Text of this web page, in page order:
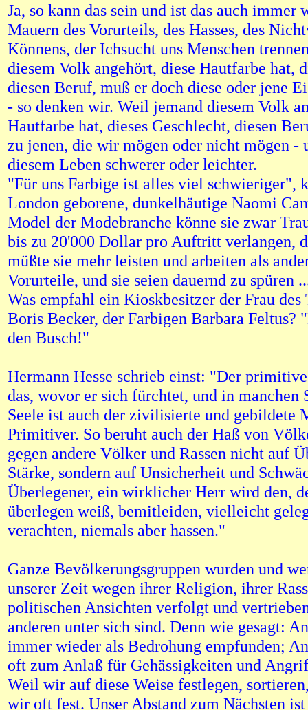
Ja, so kann das sein und ist das auch immer
Mauern des Vorurteils, des Hasses, des
Könnens, der Ichsucht uns Menschen
diesem Volk angehört, diese Hautfarbe hat,
diesen Beruf, muß er doch diese oder jene
- so denken wir. Weil jemand diesem Volk
Hautfarbe hat, dieses Geschlecht, diesen
zu jenen, die wir mögen oder nicht mögen -
diesem Leben schwerer oder leichter.
"Für uns Farbige ist alles viel schwieriger",
London geborene, dunkelhäutige Naomi
Model der Modebranche könne sie zwar
bis zu 20'000 Dollar pro Auftritt verlangen,
müßte sie mehr leisten und arbeiten als
Vorurteile, und sie seien dauernd zu spüren
Was empfahl ein Kioskbesitzer der Frau des
Boris Becker, der Farbigen Barbara Feltus?
den Busch!"
Hermann Hesse schrieb einst: "Der
das, wovor er sich fürchtet, und in manchen
Seele ist auch der zivilisierte und gebildete
Primitiver. So beruht auch der Haß von
gegen andere Völker und Rassen nicht auf
Stärke, sondern auf Unsicherheit und
Überlegener, ein wirklicher Herr wird den,
überlegen weiß, bemitleiden, vielleicht
verachten, niemals aber hassen."
Ganze Bevölkerungsgruppen wurden und
unserer Zeit wegen ihrer Religion, ihrer
politischen Ansichten verfolgt und
anderen unter sich sind. Denn wie gesagt:
immer wieder als Bedrohung empfunden;
oft zum Anlaß für Gehässigkeiten und
Weil wir auf diese Weise festlegen,
wir oft fest. Unser Abstand zum Nächsten